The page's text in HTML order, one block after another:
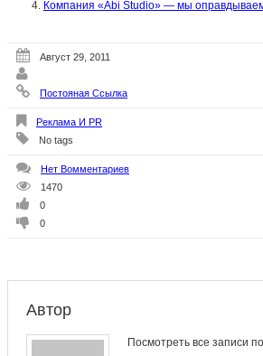
Компания «Abi Studio» — мы
Август 29, 2011
Постояная Ссылка
Реклама И PR
No tags
Нет Вомментариев
1470
0
0
Автор
Посмотреть все записи